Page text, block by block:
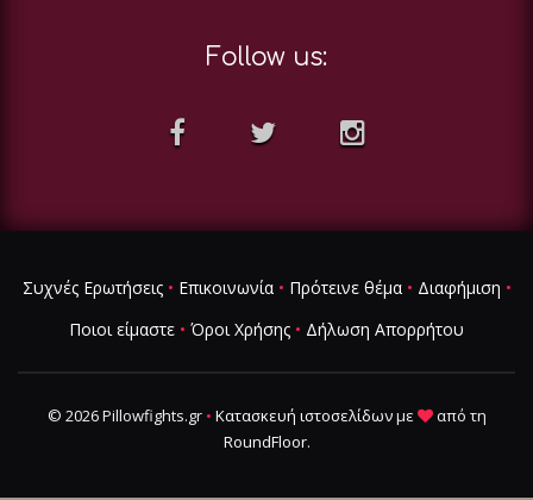
Follow us:
Συχνές Ερωτήσεις• Επικοινωνία• Πρότεινε θέμα• Διαφήμιση •
Ποιοι είμαστε • Όροι Χρήσης • Δήλωση Απορρήτου
© 2026 Pillowfights.gr • Κατασκευή ιστοσελίδωνμε
από τη
RoundFloor.